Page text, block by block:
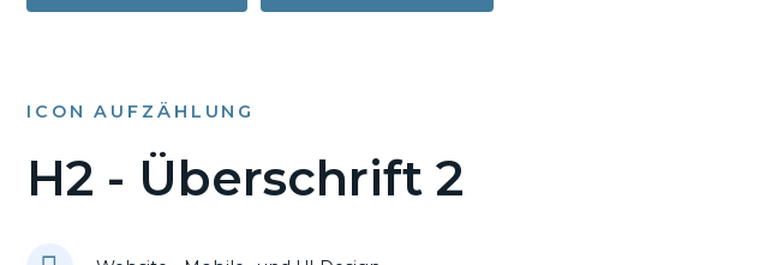
ICON AUFZÄHLUNG
H2 - Überschrift 2